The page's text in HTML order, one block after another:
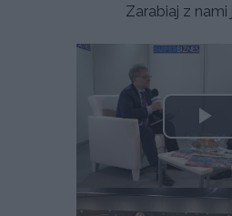
Zarabiaj z nami